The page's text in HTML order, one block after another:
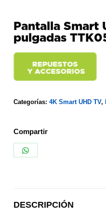
Pantalla Smart
pulgadas
Categorías: 4K Smart UHD TV,
Compartir
DESCRIPCIÓN